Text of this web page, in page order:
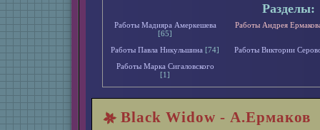
Разделы:
Работы Мадияра Амеркешева
[65]
Работы Андрея
Работы Павла Никульшина [74]
Работы Виктории
Работы Марка Сигаловского
[1]
Black Widow - А.Ермаков